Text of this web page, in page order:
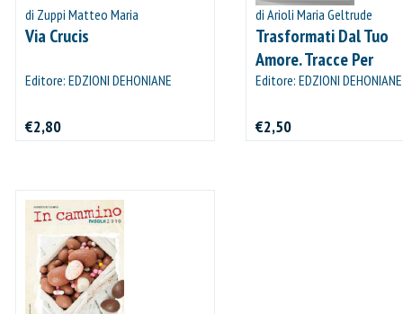
di Zuppi Matteo Maria
Via Crucis
Editore: EDZIONI DEHONIANE
€2,80
di Arioli Maria Geltrude
Trasformati Dal Tuo
Amore. Tracce Per
L`adorazione
Editore: EDZIONI DEHONIANE
€2,50
CONTINUA GLI ACQUISTI